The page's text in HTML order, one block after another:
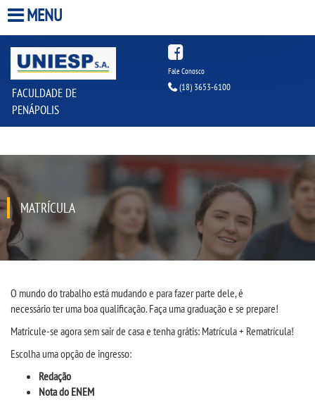
HOME
A FACULDADE
ESTÁGIOS
BIBLIOTECA
MENU
Fale Conosco
(18) 3653-6100
FACULDADE DE
PENÁPOLIS
MATRÍCULA
O mundo do trabalho está mudando e para fazer parte dele, é
necessárioteruma boa qualificação. Façaumagraduaçãoe se prepare!
Matricule-se agora sem sair de casa e tenha grátis: Matrícula + Rematrícula!
Escolhauma opção de ingresso:
Redação
Nota do ENEM